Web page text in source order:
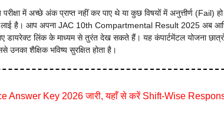
में अच्छे अंक प्राप्त नहीं कर पाए थे या कुछ विषयों में अनुत्तीर्ण (Fail)
है। आप अपना JAC 10th Compartmental Result 2025 अब
डायरेक्ट लिंक के माध्यम से तुरंत देख सकते हैं। यह कंपार्टमेंटल योजना
उनका शैक्षिक भविष्य सुरक्षित होता है।
Answer Key 2026 जारी, यहाँ से करें Shift-Wise